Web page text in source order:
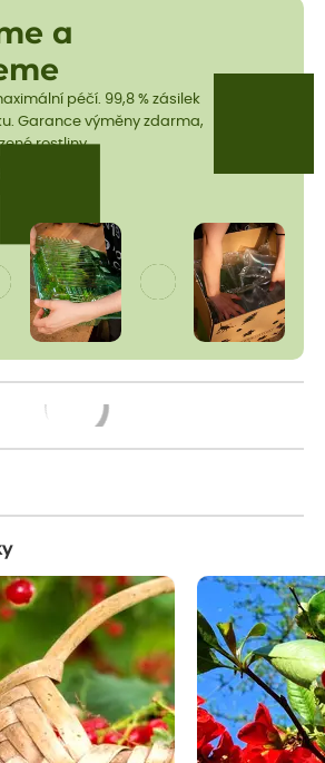
a
péčí. 99,8 % zásilek
Garance výměny zdarma,
rostliny.